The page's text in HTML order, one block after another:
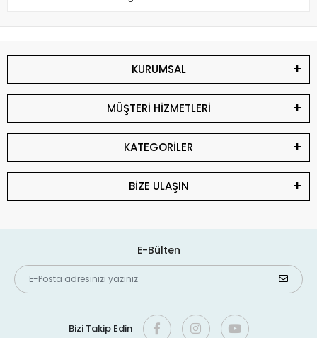
KURUMSAL
MÜŞTERİ HİZMETLERİ
KATEGORİLER
BİZE ULAŞIN
E-Bülten
Bizi Takip Edin